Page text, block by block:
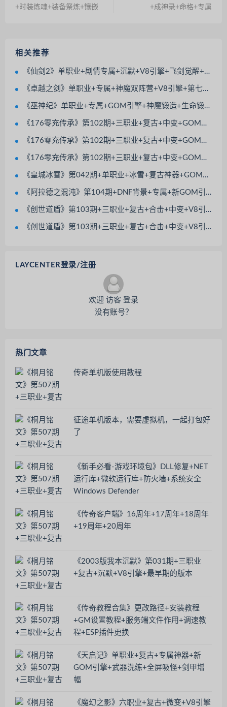
+时装炼魂+装备祭炼+镶嵌 +成神录+命格+专属
相关推荐
《仙剑2》单职业+剧情专属+沉默+V8引擎+飞剑觉醒+渡劫飞升+神器觉醒+鞭尸术
《卓越之剑》单职业+专属+神魔双阵营+V8引擎+第七大陆+元神伴侣+装备强化
《巫神纪》单职业+专属+GOM引擎+神魔锻造+生命锻造+法宝觉醒
《176零充传承》第102期+三职业+复古+中变+GOM引擎+带假人+带光柱+装备分解
《176零充传承》第102期+三职业+复古+中变+GOM引擎+带假人+带光柱+装备分解
《176零充传承》第102期+三职业+复古+中变+GOM引擎+带假人+带光柱+装备分解
《皇城冰雪》第042期+单职业+冰雪+复古神器+GOM引擎+屠龙合成+战魂觉醒+太上老君
《阿拉德之混沌》第104期+DNF背景+专属+新GOM引擎+多大陆多地图+超多BOSS模型
《创世道盾》第103期+三职业+复古+合击+中变+V8引擎+BOSS多+地图多
《创世道盾》第103期+三职业+复古+合击+中变+V8引擎+BOSS多+地图多
LAYCENTER登录/注册
欢迎 访客 登录
没有账号？
热门文章
传奇单机版使用教程
征途单机版本，需要虚拟机，一起打包好
了
《新手必看-游戏环境包》DLL修复+NET
运行库+微软运行库+防火墙+系统安全
Windows Defender
《传奇客户端》16周年+17周年+18周年
+19周年+20周年
《2003版我本沉默》第031期+三职业
+复古+沉默+V8引擎+最早期的版本
《传奇教程合集》更改路径+安装教程
+GM设置教程+服务端文件作用+调速教
程+ESP插件更换
《天启记》单职业+复古+专属神器+新
GOM引擎+武器洗练+全屏吸怪+剑甲增
幅
《魔幻之影》六职业+复古+微变+V8引擎